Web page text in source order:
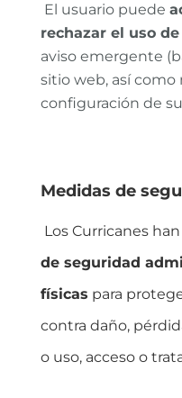
El usuario puede
rechazar el uso
aviso emergente
sitio web, así como
configuración de
Medidas de
Los Curricanes
de seguridad
físicas para
contra daño,
o uso, acceso o